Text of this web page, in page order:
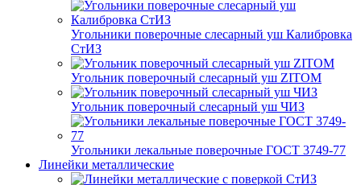
Угольники поверочные слесарный уш Калибровка
СтИЗ
Угольник поверочный слесарный уш ZITOM
Угольник поверочный слесарный уш ЧИЗ
Угольники лекальные поверочные ГОСТ 3749-77
Линейки металлические